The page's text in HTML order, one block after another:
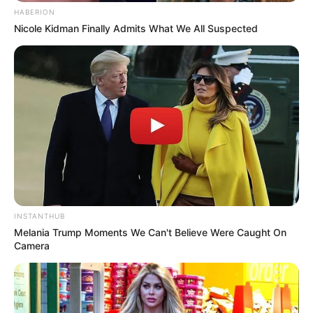
LIHAT ARTIKEL LAINNYA
9 Desain Detail Barang
Sangat Membantu, Jadi
Lebih Mudah Deh
Kosong, 10 Desain
Multifungsi
HABERION
Nicole Kidman Finally Admits What We All Suspected
INSTANTHUB
Melania Trump Moments We Can't Believe Were Caught On
Camera